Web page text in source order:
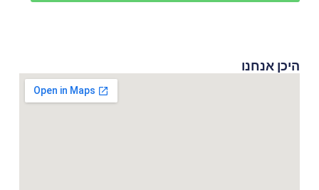
היכן אנחנו